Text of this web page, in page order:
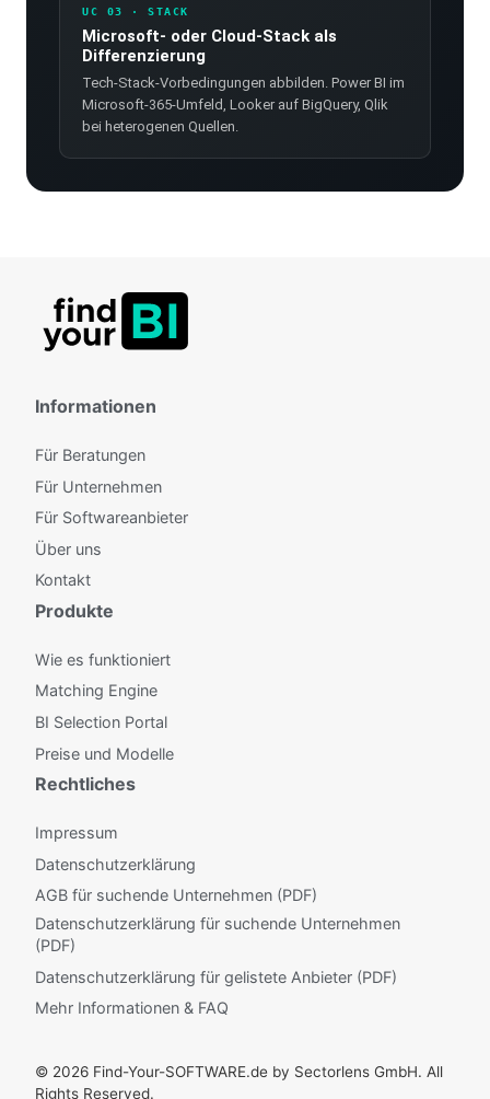
UC 03 · STACK
Microsoft- oder Cloud-Stack als
Differenzierung
Tech-Stack-Vorbedingungen abbilden. Power BI im
Microsoft-365-Umfeld, Looker auf BigQuery, Qlik
bei heterogenen Quellen.
Informationen
Für Beratungen
Für Unternehmen
Für Softwareanbieter
Über uns
Kontakt
Produkte
Wie es funktioniert
Matching Engine
BI Selection Portal
Preise und Modelle
Rechtliches
Impressum
Datenschutzerklärung
AGB für suchende Unternehmen (PDF)
Datenschutzerklärung für suchende Unternehmen
(PDF)
Datenschutzerklärung für gelistete Anbieter (PDF)
Mehr Informationen & FAQ
© 2026 Find-Your-SOFTWARE.de by Sectorlens GmbH. All
Rights Reserved.